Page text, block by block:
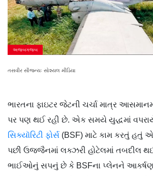
અજબગજબ
તસવીર સૌજન્યઃ સોશ્યલ મીડિયા
ભારતના ફાઇટર જેટની ચર્ચા માત્ર
પર પણ થઈ રહી છે. એક સમયે યુદ્ધમાં
સિક્યૉરિટી ફોર્સ (BSF) માટે કામ કરતું હતું
પછી ઉજ્જૈનમાં લક્ઝરી હોટેલમાં તબદીલ
ભાઈઓનું સપનું છે કે BSFના પ્લેનને